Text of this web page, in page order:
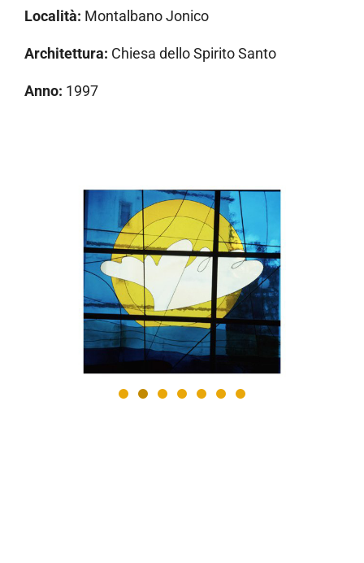
Località: Montalbano Jonico
Architettura: Chiesa dello Spirito Santo
Anno: 1997